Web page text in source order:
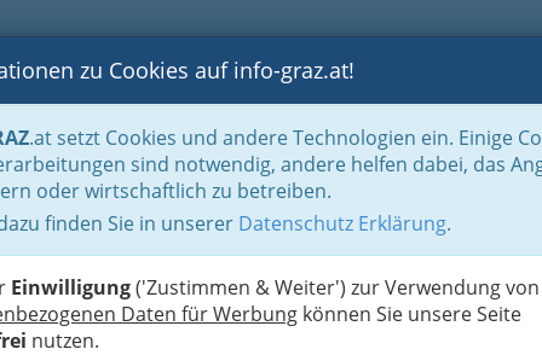
BLOGS FOTOS GASTRONOMIE BRANCHEN
zu Cookies auf info-graz.at!
.at setzt Cookies und andere Technologien ein. Einige
sind notwendig, andere helfen dabei, das
oder wirtschaftlich zu betreiben.
finden Sie in unserer Datenschutz Erklärung.
Einwilligung('Zustimmen & Weiter') zur Verwendung von
Daten für Werbung können Sie unsere Seite
nutzen.
Ausflüge
Schnapsbrennerei